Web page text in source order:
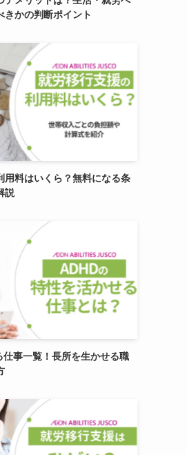
きかの判断ポイント
用料はいくら？無料になる条
説
事一覧！長所を生かせる職